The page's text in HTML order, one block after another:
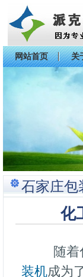
网站首页 关
石家庄包
化
随着
装机成为